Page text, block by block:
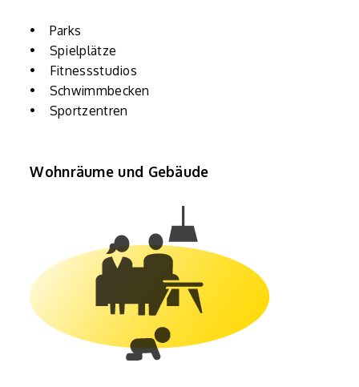
• Parks
• Spielplätze
• Fitnessstudios
• Schwimmbecken
• Sportzentren
Wohnräume und Gebäude